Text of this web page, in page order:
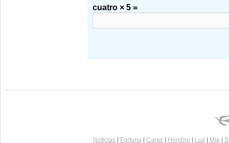
cuatro × 5 =
Noticias| Fortuna| Caras| Hombre Luz| Mía|